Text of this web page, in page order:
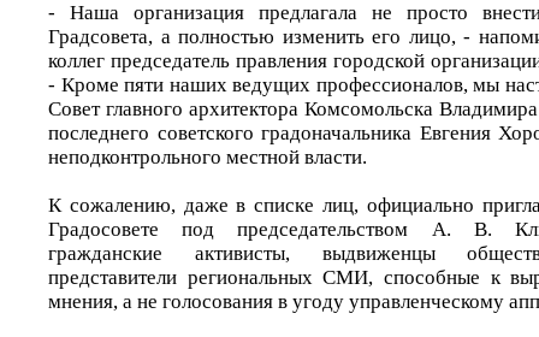
- Наша организация предлагала не просто
Градсовета, а полностью изменить его лицо, -
коллег председатель правления городской
- Кроме пяти наших ведущих профессионалов, мы
Совет главного архитектора Комсомольска
последнего советского градоначальника Евгения
неподконтрольного местной власти.
К сожалению, даже в списке лиц, официально
Градосовете под председательством А. В.
гражданские активисты, выдвиженцы
представители региональных СМИ, способные к
мнения, а не голосования в угоду управленческому